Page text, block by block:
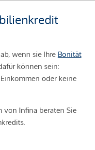
wenn sie Ihre Bonität
können sein:
oder keine
von Infina beraten Sie